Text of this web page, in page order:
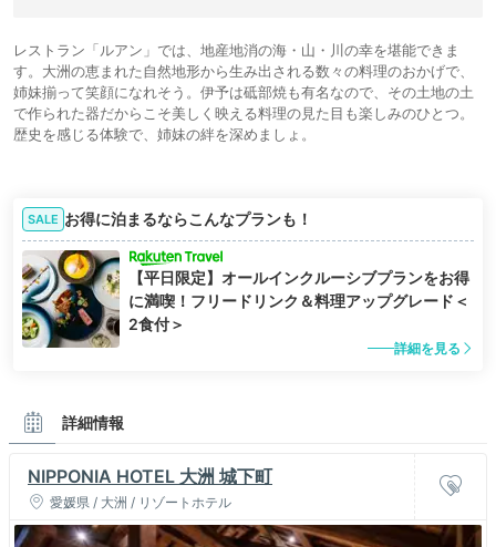
レストラン「ルアン」では、地産地消の海・山・川の幸を堪能できま
す。大洲の恵まれた自然地形から生み出される数々の料理のおかげで、
姉妹揃って笑顔になれそう。伊予は砥部焼も有名なので、その土地の土
で作られた器だからこそ美しく映える料理の見た目も楽しみのひとつ。
歴史を感じる体験で、姉妹の絆を深めましょ。
SALE お得に泊まるならこんなプランも！
【平日限定】オールインクルーシブプランをお得
に満喫！フリードリンク＆料理アップグレード＜
2食付＞
詳細を見る
詳細情報
NIPPONIA HOTEL 大洲 城下町
愛媛県 / 大洲 / リゾートホテル